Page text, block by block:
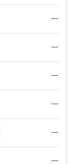
—
—
—
—
—
—